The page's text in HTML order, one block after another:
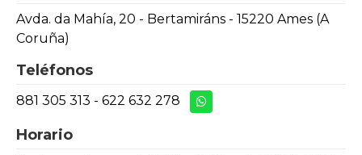
Avda. da Mahía, 20 - Bertamiráns - 15220 Ames (A
Coruña)
Teléfonos
881 305 313 - 622 632 278
Horario